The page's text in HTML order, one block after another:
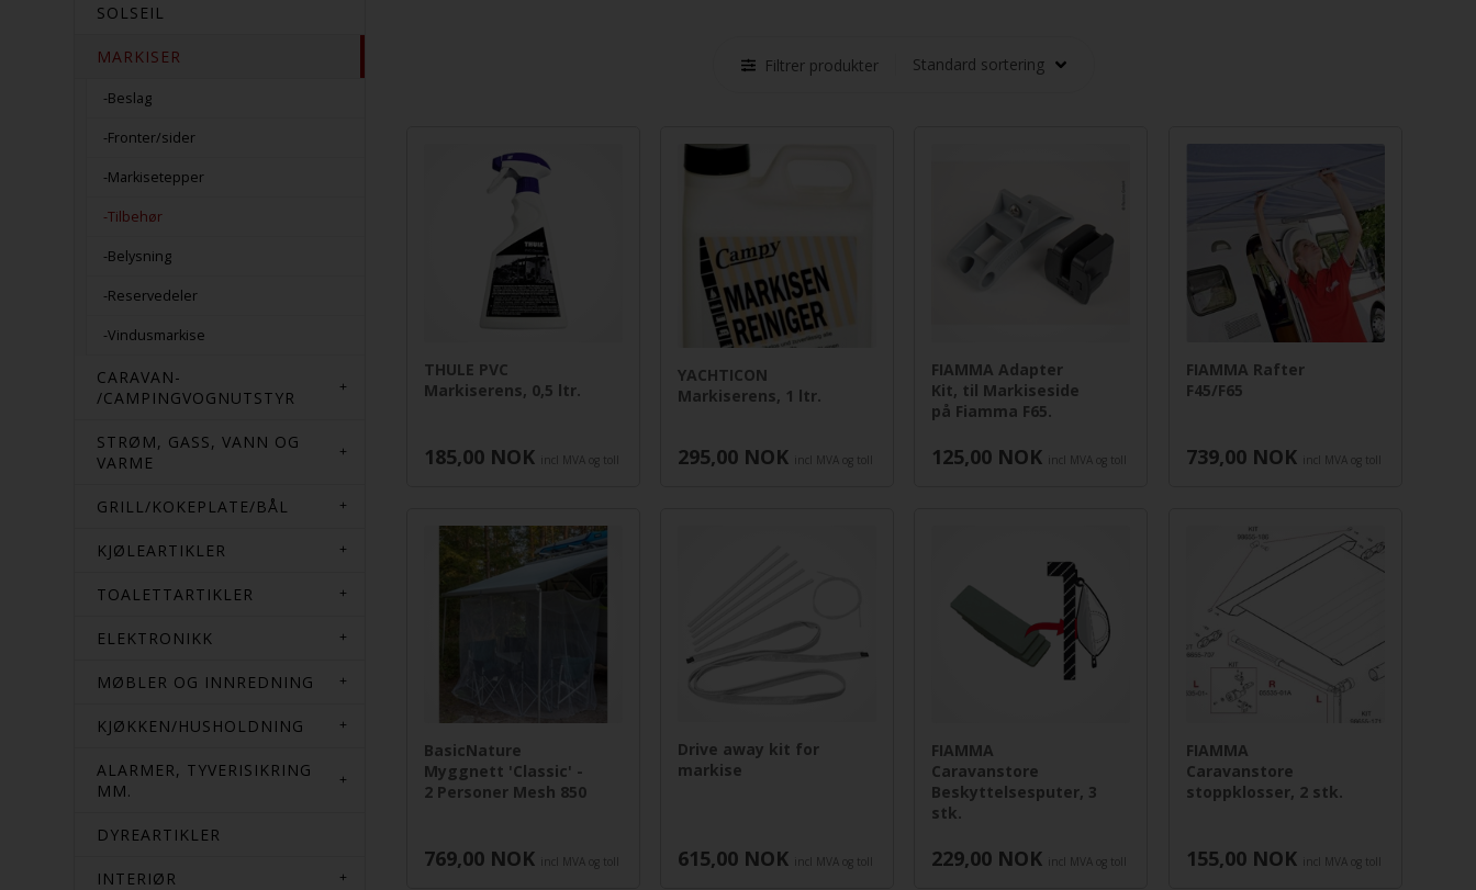
SOLSEIL
MARKISER
-Beslag
-Fronter/sider
-Markisetepper
-Tilbehør
-Belysning
-Reservedeler
-Vindusmarkise
CARAVAN-
/CAMPINGVOGNUTSTYR
STRØM, GASS, VANN OG
VARME
GRILL/KOKEPLATE/BÅL
KJØLEARTIKLER
TOALETTARTIKLER
ELEKTRONIKK
MØBLER OG INNREDNING
KJØKKEN/HUSHOLDNING
ALARMER, TYVERISIKRING
MM.
DYREARTIKLER
INTERIØR
Filtrer produkter
THULE PVC
Markiserens, 0,5 ltr.
185,00 NOK incl MVA og toll
YACHTICON
Markiserens, 1 ltr.
295,00 NOK incl MVA og toll
FIAMMA Adapter
Kit, til Markiseside
på Fiamma F65.
125,00 NOK incl MVA og toll
FIAMMA Rafter
F45/F65
739,00 NOK incl MVA og toll
BasicNature
Myggnett 'Classic' -
2 Personer Mesh 850
769,00 NOK incl MVA og toll
Drive away kit for
markise
615,00 NOK incl MVA og toll
FIAMMA
Caravanstore
Beskyttelsesputer, 3
stk.
229,00 NOK incl MVA og toll
FIAMMA
Caravanstore
stoppklosser, 2 stk.
155,00 NOK incl MVA og toll